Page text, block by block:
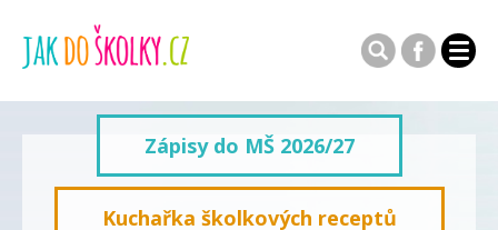
Zápisy do MŠ 2026/27
Kuchařka školkových receptů